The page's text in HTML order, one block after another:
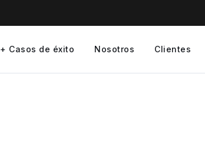
+ Casos de éxito Nosotros Clientes